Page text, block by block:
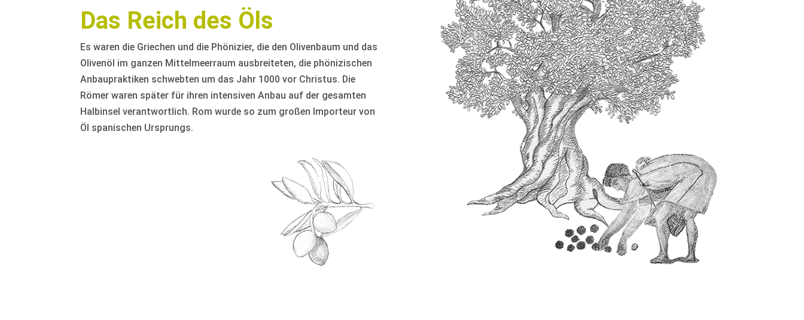
Das Reich des Öls
Es waren die Griechen und die Phönizier, die den Olivenbaum und das
Olivenöl im ganzen Mittelmeerraum ausbreiteten, die phönizischen
Anbaupraktiken schwebten um das Jahr 1000 vor Christus. Die
Römer waren später für ihren intensiven Anbau auf der gesamten
Halbinsel verantwortlich. Rom wurde so zum großen Importeur von
Öl spanischen Ursprungs.